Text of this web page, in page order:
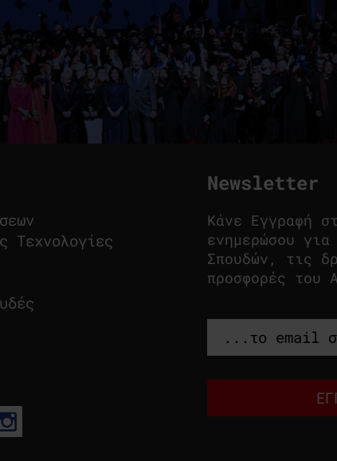
Τεχνολογίες
Newsletter
Κάνε Εγγραφή
ενημερώσου
Σπουδών, τις
προσφορές του